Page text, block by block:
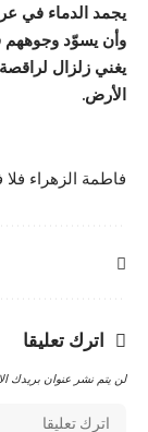
يجمد الدماء في
وأن يسوّد وجوههم
يغني زلزال
الأرض.
فاطمة الزهراء فلا
اترك تعليقا
لن يتم نشر عنوان بريدك